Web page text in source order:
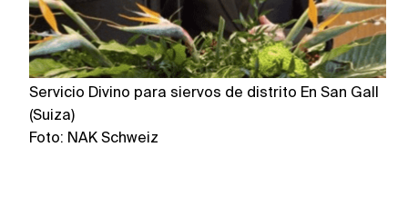
Servicio Divino para siervos de distrito En San Gall
(Suiza)
Foto: NAK Schweiz